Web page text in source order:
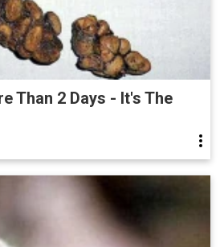
Than 2 Days - It's The